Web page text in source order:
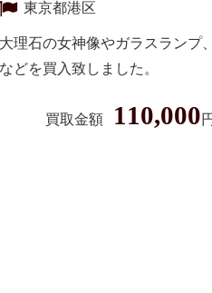
東京都港区
大理石の女神像やガラスランプ
などを買入致しました。
買取金額 110,000円